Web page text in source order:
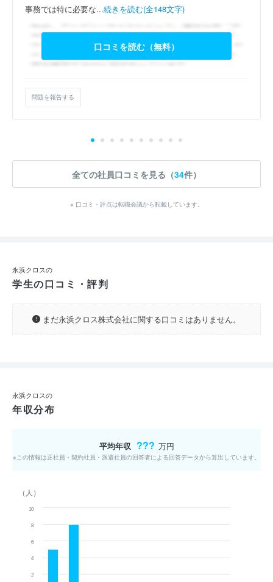
事務では特に必要な...続きを読む(全148文字)
口コミを読む（無料）
問題を報告する
全ての社員口コミを見る（34件）
※ 口コミ・評点は転職会議から転載しています。
永浜クロスの
学生の口コミ・評判
まだ永浜クロス株式会社に関する口コミはありません。
永浜クロスの
年収分布
平均年収 ??? 万円
※この情報は正社員・契約社員・派遣社員の回答者による回答データから算出しています。
（人）
2
4
6
8
10